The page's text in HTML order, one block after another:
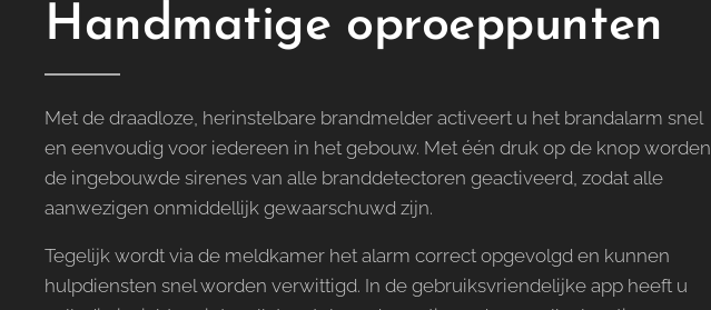
Handmatige oproeppunten
Met de draadloze, herinstelbare brandmelder activeert u het brandalarm snel
en eenvoudig voor iedereen in het gebouw. Met één druk op de knop worden
de ingebouwde sirenes van alle branddetectoren geactiveerd, zodat alle
aanwezigen onmiddellijk gewaarschuwd zijn.
Tegelijk wordt via de meldkamer het alarm correct opgevolgd en kunnen
hulpdiensten snel worden verwittigd. In de gebruiksvriendelijke app heeft u